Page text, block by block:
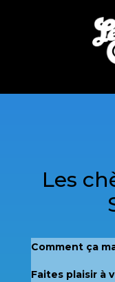
Les
Comment ça
Faites plaisir à